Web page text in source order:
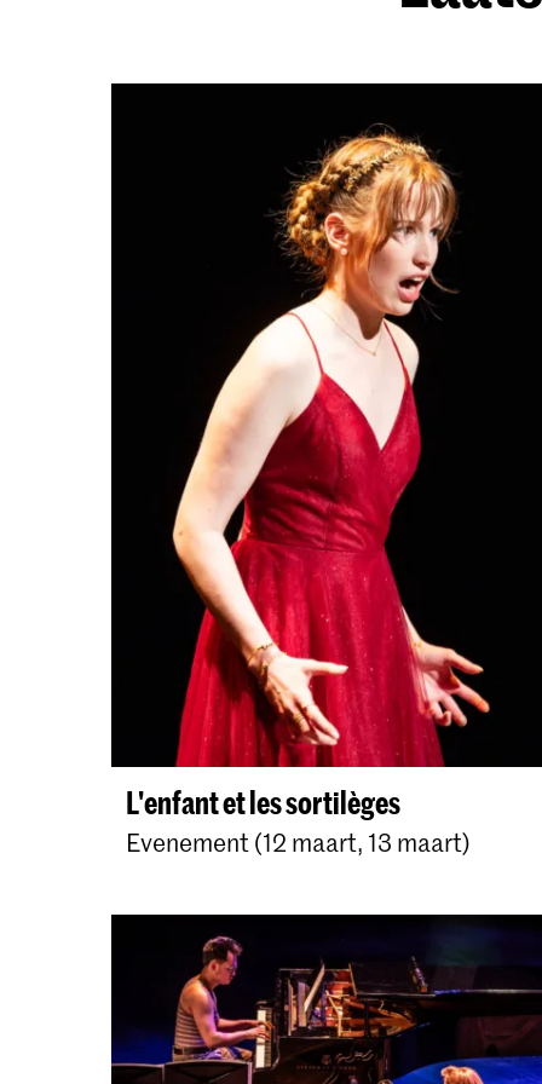
L'enfant et les sortilèges
Evenement (12 maart, 13 maart)